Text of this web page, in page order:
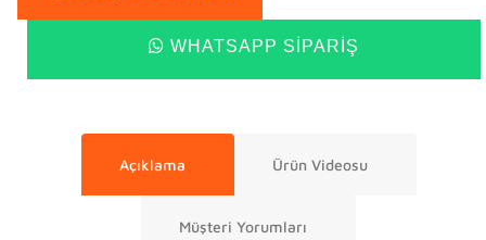
WHATSAPP SIPARIŞ
Açıklama Ürün Videosu
Müşteri Yorumları